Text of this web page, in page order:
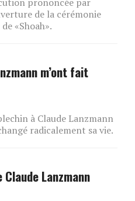
de la cérémonie
«Shoah».
m’ont fait
à Claude Lanzmann
radicalement sa vie.
Lanzmann